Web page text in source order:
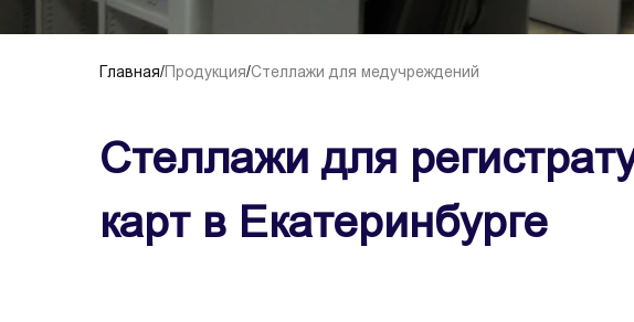
Главная/Продукция/Стеллажи для медучреждений
Стеллажи для
карт в Екатеринбурге